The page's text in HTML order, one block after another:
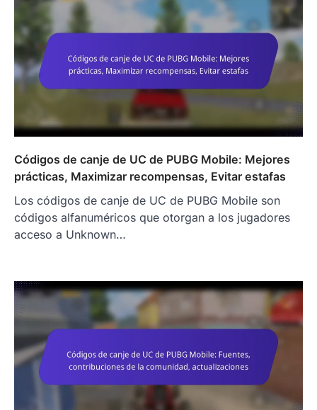
Códigos de canje de UC de PUBG Mobile: Mejores
prácticas, Maximizar recompensas, Evitar estafas
Los códigos de canje de UC de PUBG Mobile son
códigos alfanuméricos que otorgan a los jugadores
acceso a Unknown…